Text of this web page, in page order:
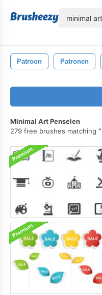
Patroon Patronen
Minimal Art Penselen
279 free brushes matching